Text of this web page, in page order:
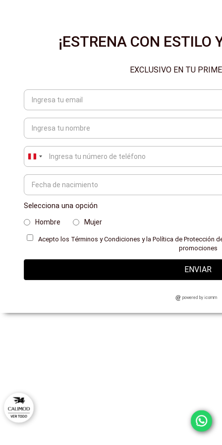
¡ESTRENA CON ESTILO
EXCLUSIVO EN TU
Peru
+51
Selecciona una opción
Hombre Mujer
Acepto los Términos y Condiciones y la Política de Protección
promociones
ENVIAR
powered by icomm